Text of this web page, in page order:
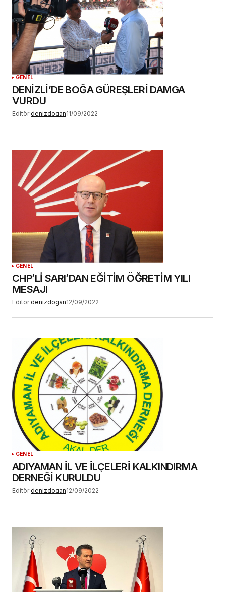
GENEL
DENİZLİ’DE BOĞA GÜREŞLERİ DAMGA
VURDU
Editör denizdogan11/09/2022
GENEL
CHP’Lİ SARI’DAN EĞİTİM ÖĞRETİM YILI
MESAJI
Editör denizdogan12/09/2022
GENEL
ADIYAMAN İL VE İLÇELERİ KALKINDIRMA
DERNEĞİ KURULDU
Editör denizdogan12/09/2022